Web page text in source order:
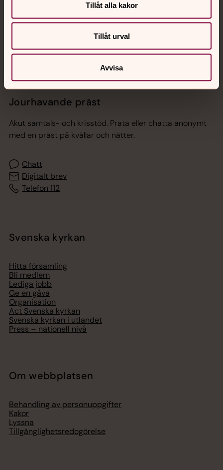
Tillåt alla kakor
Tillåt urval
Avvisa
Sociala kanaler
Jourhavande präst
Akut samtals- och krisstöd. Prata eller chatta anonymt
med en präst på kvällar och nätter.
Chatt
Digitalt brev
Telefon 112
Svenska kyrkan
Hitta församling
Bli medlem
Lediga jobb
Ge en gåva
Organisation
Act Svenska kyrkan
Svenska kyrkan i utlandet
Press – nationell nivå
Om webbplatsen
Behandling av personuppgifter
Kakor
Lyssna
Tillgänglighetsredogörelse